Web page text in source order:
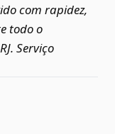
com rapidez,
todo o
Serviço